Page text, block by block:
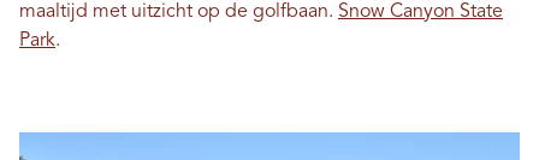
maaltijd met uitzicht op de golfbaan. Snow Canyon State
Park.